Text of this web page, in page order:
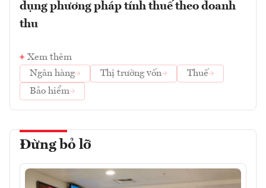
dụng phương pháp tính thuế theo doanh
thu
Xem thêm
Ngân hàng
Thị trường vốn
Thuế
Bảo hiểm
Đừng bỏ lỡ